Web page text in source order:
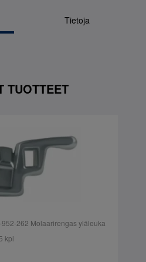
Tietoja
TUOTTEET
262 Molaarirengas yläleuka
kpl